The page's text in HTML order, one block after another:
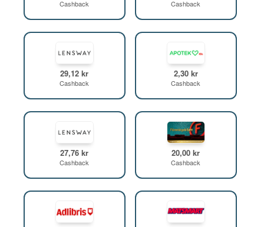
Cashback Cashback
29,12 kr
Cashback
2,30 kr
Cashback
27,76 kr
Cashback
20,00 kr
Cashback